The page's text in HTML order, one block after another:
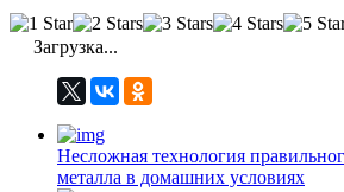
Загрузка...
Несложная технология
металла в домашних условиях